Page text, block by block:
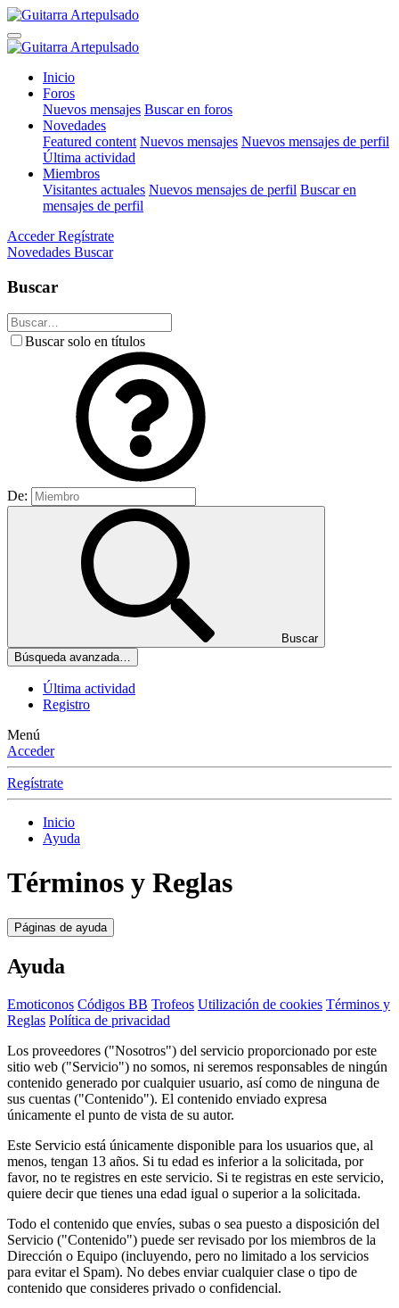
Inicio
Foros
Nuevos mensajes Buscar en foros
Novedades
Featured content Nuevos mensajes Nuevos mensajes de perfil
Última actividad
Miembros
Visitantes actuales Nuevos mensajes de perfil Buscar en
mensajes de perfil
Acceder Regístrate
Novedades Buscar
Buscar
Buscar solo en títulos
De:
Buscar
Búsqueda avanzada…
Última actividad
Registro
Menú
Acceder
Regístrate
Inicio
Ayuda
Términos y Reglas
Páginas de ayuda
Ayuda
Emoticonos Códigos BB Trofeos Utilización de cookies Términos y
Reglas Política de privacidad
Los proveedores ("Nosotros") del servicio proporcionado por este
sitio web ("Servicio") no somos, ni seremos responsables de ningún
contenido generado por cualquier usuario, así como de ninguna de
sus cuentas ("Contenido"). El contenido enviado expresa
únicamente el punto de vista de su autor.
Este Servicio está únicamente disponible para los usuarios que, al
menos, tengan 13 años. Si tu edad es inferior a la solicitada, por
favor, no te registres en este servicio. Si te registras en este servicio,
quiere decir que tienes una edad igual o superior a la solicitada.
Todo el contenido que envíes, subas o sea puesto a disposición del
Servicio ("Contenido") puede ser revisado por los miembros de la
Dirección o Equipo (incluyendo, pero no limitado a los servicios
para evitar el Spam). No debes enviar cualquier clase o tipo de
contenido que consideres privado o confidencial.